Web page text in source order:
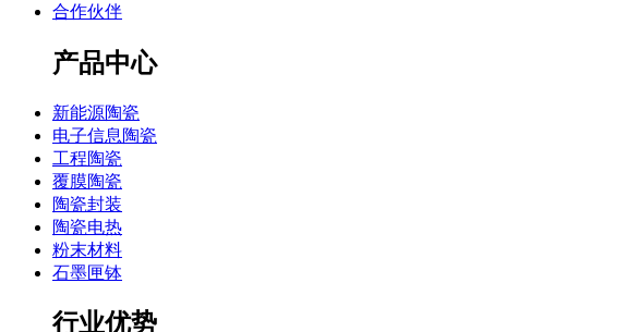
合作伙伴
产品中心
新能源陶瓷
电子信息陶瓷
工程陶瓷
覆膜陶瓷
陶瓷封装
陶瓷电热
粉末材料
石墨匣钵
行业优势